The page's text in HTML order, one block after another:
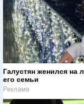
Галустян женился на
его семьи
Реклама